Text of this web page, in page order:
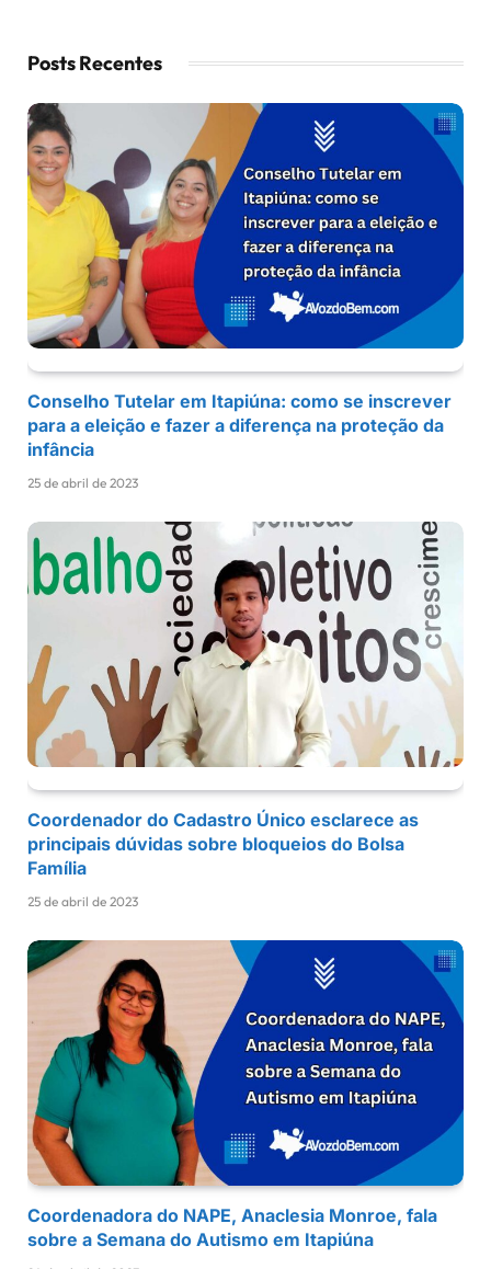
Posts Recentes
Conselho Tutelar em Itapiúna: como se inscrever
para a eleição e fazer a diferença na proteção da
infância
25 de abril de 2023
Coordenador do Cadastro Único esclarece as
principais dúvidas sobre bloqueios do Bolsa
Família
25 de abril de 2023
Coordenadora do NAPE, Anaclesia Monroe, fala
sobre a Semana do Autismo em Itapiúna